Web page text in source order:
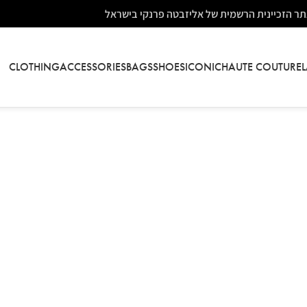
הזכיינית הרשמית של אליזבטה פרנקי בישראל
CLOTHINGACCESSORIESBAGSSHOESICONICHAUTE COUTURE